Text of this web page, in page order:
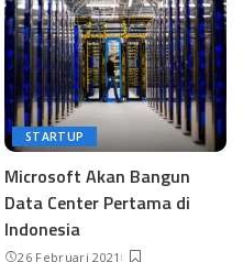
STARTUP
Microsoft Akan Bangun
Data Center Pertama di
Indonesia
26 Februari 2021